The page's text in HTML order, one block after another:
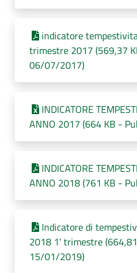
indicatore
trimestre 2017 (569,37
06/07/2017)
INDICATORE
ANNO 2017 (664 KB -
INDICATORE
ANNO 2018 (761 KB -
Indicatore di
2018 1' trimestre
15/01/2019)